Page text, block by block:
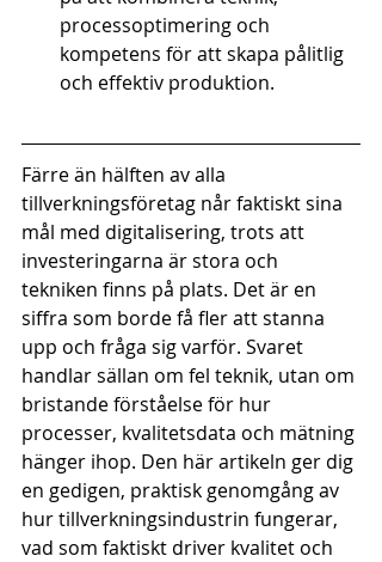
processoptimering och
kompetens för att skapa pålitlig
och effektiv produktion.
Färre än hälften av alla
tillverkningsföretag når faktiskt sina
mål med digitalisering, trots att
investeringarna är stora och
tekniken finns på plats. Det är en
siffra som borde få fler att stanna
upp och fråga sig varför. Svaret
handlar sällan om fel teknik, utan om
bristande förståelse för hur
processer, kvalitetsdata och mätning
hänger ihop. Den här artikeln ger dig
en gedigen, praktisk genomgång av
hur tillverkningsindustrin fungerar,
vad som faktiskt driver kvalitet och